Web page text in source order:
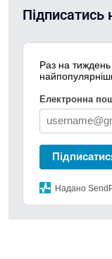
Підписатись
Раз на
Електронна
Надано